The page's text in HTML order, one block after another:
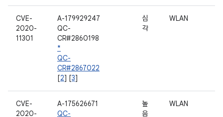
CVE-
2020-
11301
A-179929247
QC-
CR#2860198
*
QC-
CR#2867022
[2] [3]
심
각
WLAN
CVE-
2020-
A-175626671
QC-
높
음
WLAN